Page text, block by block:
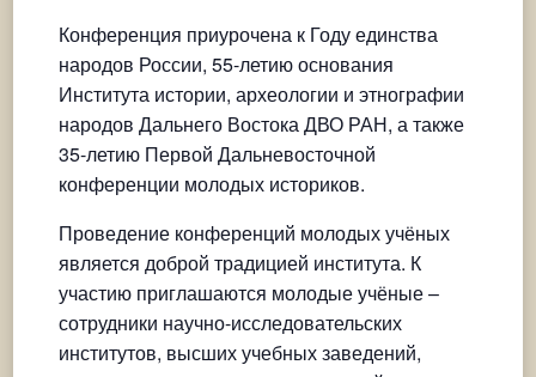
Конференция приурочена к Году единства
народов России, 55-летию основания
Института истории, археологии и этнографии
народов Дальнего Востока ДВО РАН, а также
35-летию Первой Дальневосточной
конференции молодых историков.
Проведение конференций молодых учёных
является доброй традицией института. К
участию приглашаются молодые учёные –
сотрудники научно-исследовательских
институтов, высших учебных заведений,